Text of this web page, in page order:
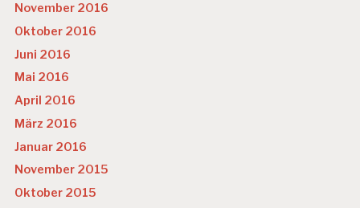
November 2016
Oktober 2016
Juni 2016
Mai 2016
April 2016
März 2016
Januar 2016
November 2015
Oktober 2015